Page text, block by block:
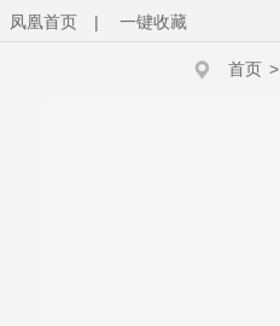
凤凰首页 | 一键收藏
首页 >